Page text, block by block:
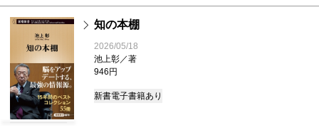
知の本棚
2026/05/18
池上彰／著
946円
新書電子書籍あり